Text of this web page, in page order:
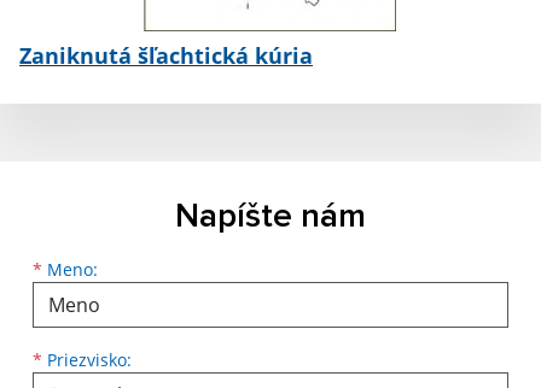
Zaniknutá šľachtická kúria
Napíšte nám
* Meno:
* Priezvisko: